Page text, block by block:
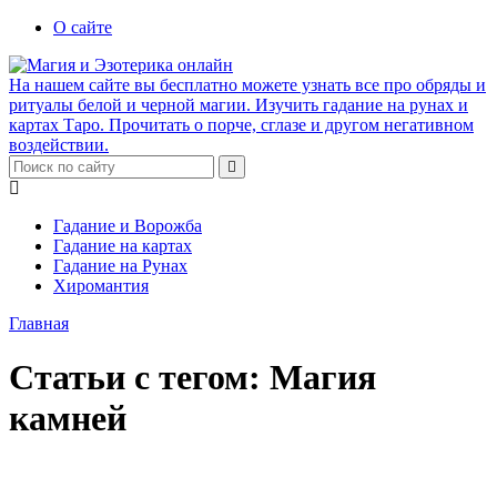
О сайте
На нашем сайте вы бесплатно можете узнать все про обряды и
ритуалы белой и черной магии. Изучить гадание на рунах и
картах Таро. Прочитать о порче, сглазе и другом негативном
воздействии.
Гадание и Ворожба
Гадание на картах
Гадание на Рунах
Хиромантия
Главная
Статьи с тегом: Магия
камней